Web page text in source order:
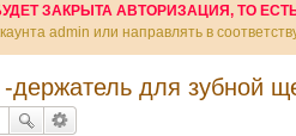
ЗАКРЫТА АВТОРИЗАЦИЯ, ТО
admin или направлять в
держатель для зубной